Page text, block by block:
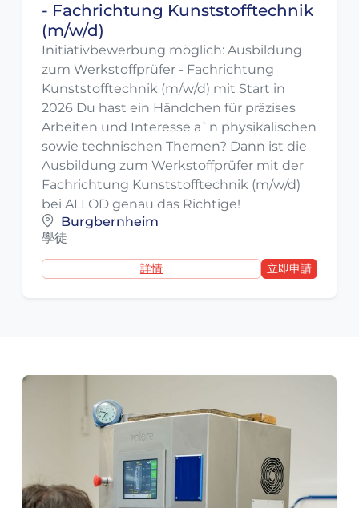
- Fachrichtung Kunststofftechnik
(m/w/d)
Initiativbewerbung möglich: Ausbildung
zum Werkstoffprüfer - Fachrichtung
Kunststofftechnik (m/w/d) mit Start in
2026 Du hast ein Händchen für präzises
Arbeiten und Interesse a`n physikalischen
sowie technischen Themen? Dann ist die
Ausbildung zum Werkstoffprüfer mit der
Fachrichtung Kunststofftechnik (m/w/d)
bei ALLOD genau das Richtige!
Burgbernheim
學徒
詳情 立即申請